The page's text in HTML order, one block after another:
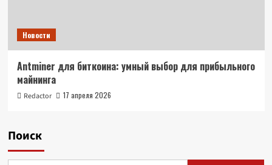
Новости
Antminer для биткоина: умный выбор для прибыльного
майнинга
Redactor 17 апреля 2026
Поиск